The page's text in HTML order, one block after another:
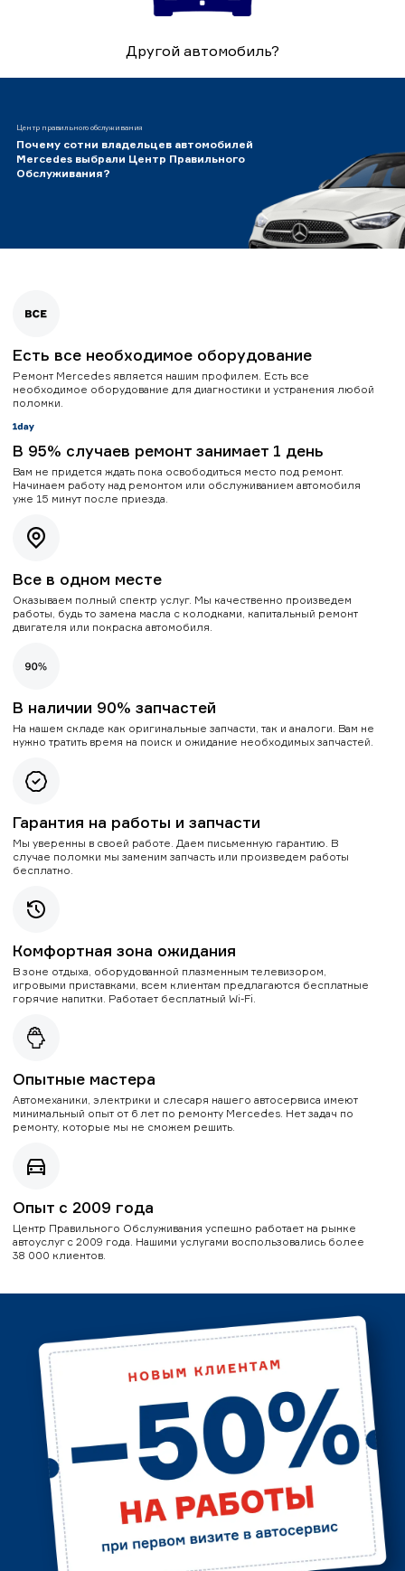
Другой автомобиль?
Центр правильного обслуживания
Почему сотни владельцев автомобилей
Mercedes выбрали Центр Правильного
Обслуживания?
Есть все необходимое оборудование
Ремонт Mercedes является нашим профилем. Есть все
необходимое оборудование для диагностики и устранения любой
поломки.
В 95% случаев ремонт занимает 1 день
Вам не придется ждать пока освободиться место под ремонт.
Начинаем работу над ремонтом или обслуживанием автомобиля
уже 15 минут после приезда.
Все в одном месте
Оказываем полный спектр услуг. Мы качественно произведем
работы, будь то замена масла с колодками, капитальный ремонт
двигателя или покраска автомобиля.
В наличии 90% запчастей
На нашем складе как оригинальные запчасти, так и аналоги. Вам не
нужно тратить время на поиск и ожидание необходимых запчастей.
Гарантия на работы и запчасти
Мы уверенны в своей работе. Даем письменную гарантию. В
случае поломки мы заменим запчасть или произведем работы
бесплатно.
Комфортная зона ожидания
В зоне отдыха, оборудованной плазменным телевизором,
игровыми приставками, всем клиентам предлагаются бесплатные
горячие напитки. Работает бесплатный Wi-Fi.
Опытные мастера
Автомеханики, электрики и слесаря нашего автосервиса имеют
минимальный опыт от 6 лет по ремонту Mercedes. Нет задач по
ремонту, которые мы не сможем решить.
Опыт с 2009 года
Центр Правильного Обслуживания успешно работает на рынке
автоуслуг с 2009 года. Нашими услугами воспользовались более
38 000 клиентов.